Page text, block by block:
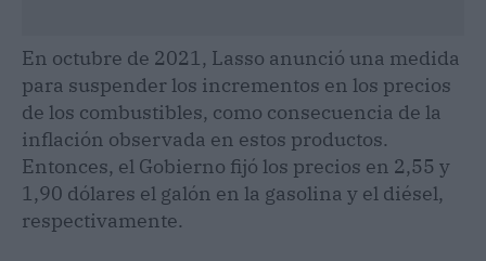
En octubre de 2021, Lasso anunció una medida
para suspender los incrementos en los precios
de los combustibles, como consecuencia de la
inflación observada en estos productos.
Entonces, el Gobierno fijó los precios en 2,55 y
1,90 dólares el galón en la gasolina y el diésel,
respectivamente.